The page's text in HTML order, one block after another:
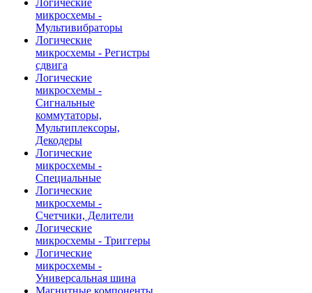
Логические
микросхемы -
Мультивибраторы
Логические
микросхемы - Регистры
сдвига
Логические
микросхемы -
Сигнальные
коммутаторы,
Мультиплексоры,
Декодеры
Логические
микросхемы -
Специальные
Логические
микросхемы -
Счетчики, Делители
Логические
микросхемы - Триггеры
Логические
микросхемы -
Универсальная шина
Магнитные компоненты